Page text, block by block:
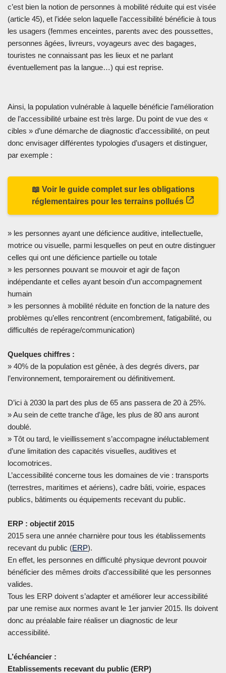
c’est bien la notion de personnes à mobilité réduite qui est visée
(article 45), et l’idée selon laquelle l’accessibilité bénéficie à tous
les usagers (femmes enceintes, parents avec des poussettes,
personnes âgées, livreurs, voyageurs avec des bagages,
touristes ne connaissant pas les lieux et ne parlant
éventuellement pas la langue…) qui est reprise.
Ainsi, la population vulnérable à laquelle bénéficie l’amélioration
de l’accessibilité urbaine est très large. Du point de vue des «
cibles » d’une démarche de diagnostic d’accessibilité, on peut
donc envisager différentes typologies d’usagers et distinguer,
par exemple :
📖 Voir le guide complet sur les obligations
réglementaires pour les terrains pollués
» les personnes ayant une déficience auditive, intellectuelle,
motrice ou visuelle, parmi lesquelles on peut en outre distinguer
celles qui ont une déficience partielle ou totale
» les personnes pouvant se mouvoir et agir de façon
indépendante et celles ayant besoin d’un accompagnement
humain
» les personnes à mobilité réduite en fonction de la nature des
problèmes qu’elles rencontrent (encombrement, fatigabilité, ou
difficultés de repérage/communication)
Quelques chiffres :
» 40% de la population est gênée, à des degrés divers, par
l’environnement, temporairement ou définitivement.
D’ici à 2030 la part des plus de 65 ans passera de 20 à 25%.
» Au sein de cette tranche d’âge, les plus de 80 ans auront
doublé.
» Tôt ou tard, le vieillissement s’accompagne inéluctablement
d’une limitation des capacités visuelles, auditives et
locomotrices.
L’accessibilité concerne tous les domaines de vie : transports
(terrestres, maritimes et aériens), cadre bâti, voirie, espaces
publics, bâtiments ou équipements recevant du public.
ERP : objectif 2015
2015 sera une année charnière pour tous les établissements
recevant du public (ERP).
En effet, les personnes en difficulté physique devront pouvoir
bénéficier des mêmes droits d’accessibilité que les personnes
valides.
Tous les ERP doivent s’adapter et améliorer leur accessibilité
par une remise aux normes avant le 1er janvier 2015. Ils doivent
donc au préalable faire réaliser un diagnostic de leur
accessibilité.
L’échéancier :
Etablissements recevant du public (ERP)